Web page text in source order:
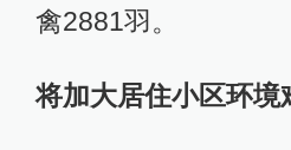
禽2881羽。
将加大居住小区环境